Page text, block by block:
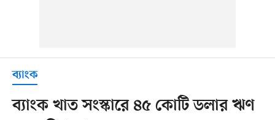
ব্যাংক
ব্যাংক খাত সংস্কারে ৪৫ কোটি ডলার ঋণ